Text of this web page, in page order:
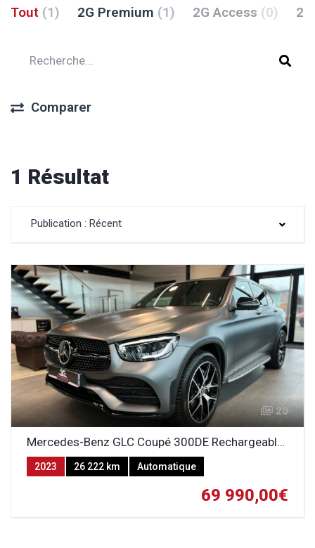
Tout (1) 2G Premium (1) 2G Access (0)
Comparer
1 Résultat
Publication : Récent
20
Mercedes-Benz GLC Coupé 300DE Rechargeable AMG LINE
69 990,00€
2023 26 222 km
Automatique